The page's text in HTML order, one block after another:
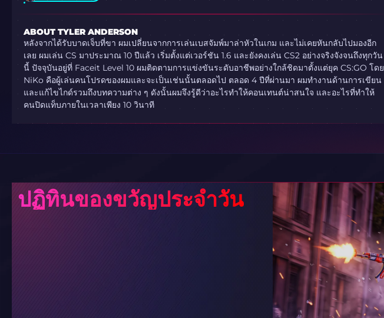
ABOUT TYLER ANDERSON
หลังจากได้รับบาดเจ็บที่ขา ผมเปลี่ยนจากการเล่นเบสจัมพ์มาล่าหัวในเกม และไม่เคยหันกลับไปมองอีก
เลย ผมเล่น CS มาประมาณ 10 ปีแล้ว เริ่มตั้งแต่เวอร์ชัน 1.6 และยังคงเล่น CS2 อย่างจริงจังจนถึงทุกวัน
นี้ ปัจจุบันอยู่ที่ Faceit Level 10 ผมติดตามการแข่งขันระดับอาชีพอย่างใกล้ชิดมาตั้งแต่ยุค CS:GO โดย
NiKo คือผู้เล่นคนโปรดของผมและจะเป็นเช่นนั้นตลอดไป ตลอด 4 ปีที่ผ่านมา ผมทำงานด้านการเขียน
และแก้ไขไกด์รวมถึงบทความต่าง ๆ ดังนั้นผมจึงรู้ดีว่าอะไรทำให้คอนเทนต์น่าสนใจ และอะไรที่ทำให้
คนปิดแท็บภายในเวลาเพียง 10 วินาที
ปฏิทินของขวัญประจำวัน